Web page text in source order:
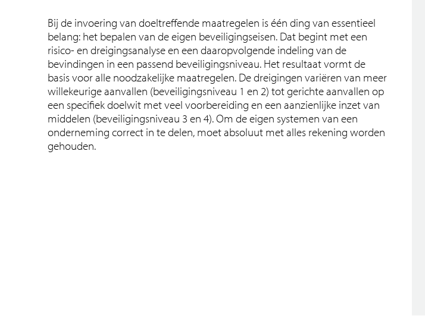
Bij de invoering van doeltreffende maatregelen is één ding van essentieel
belang: het bepalen van de eigen beveiligingseisen. Dat begint met een
risico- en dreigingsanalyse en een daaropvolgende indeling van de
bevindingen in een passend beveiligingsniveau. Het resultaat vormt de
basis voor alle noodzakelijke maatregelen. De dreigingen variëren van meer
willekeurige aanvallen (beveiligingsniveau 1 en 2) tot gerichte aanvallen op
een specifiek doelwit met veel voorbereiding en een aanzienlijke inzet van
middelen (beveiligingsniveau 3 en 4). Om de eigen systemen van een
onderneming correct in te delen, moet absoluut met alles rekening worden
gehouden.